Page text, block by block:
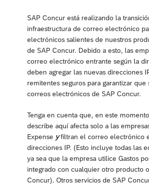
SAP Concur está realizando la
infraestructura de correo electrónico
electrónicos salientes de nuestros
de SAP Concur. Debido a esto, las
correo electrónico entrante según la
deben agregar las nuevas direcciones
remitentes seguros para garantizar que
correos electrónicos de SAP Concur.
Tenga en cuenta que, en este
describe aquí afecta solo a las
Expense yfiltran el correo electrónico
direcciones IP. (Esto incluye todas las
ya sea que la empresa utilice Gastos
integrado con cualquier otro producto
Concur). Otros servicios de SAP